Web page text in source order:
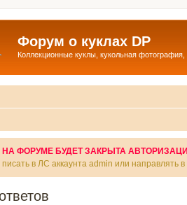
Форум о куклах DP
Коллекционные куклы, кукольная
ФОРУМЕ БУДЕТ ЗАКРЫТА
в ЛС аккаунта admin или направлять